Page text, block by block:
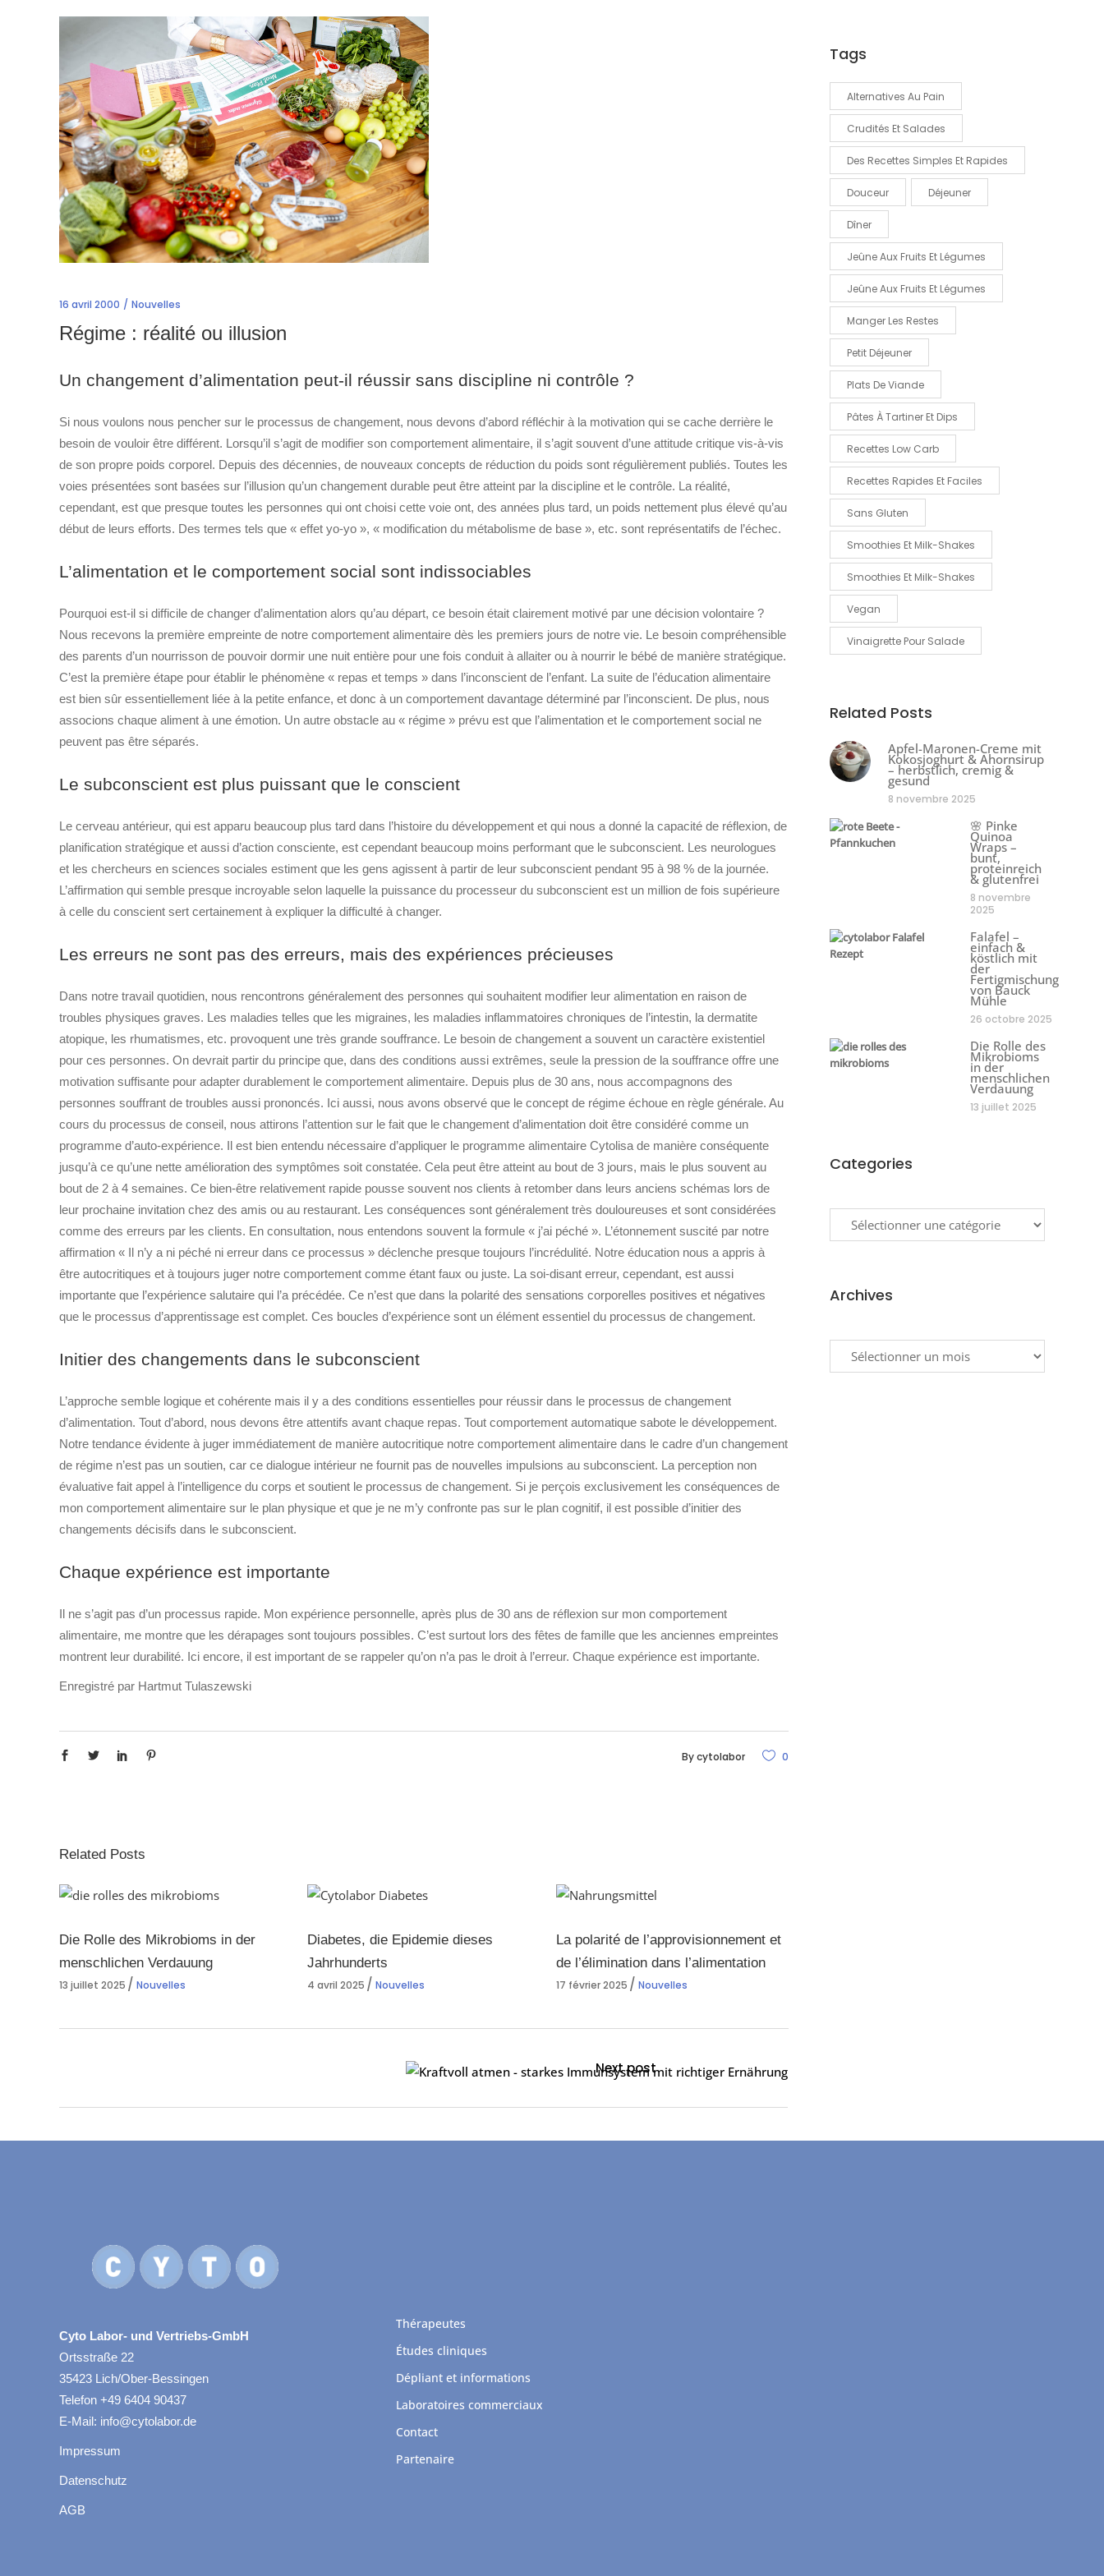
16 avril 2000 Nouvelles
Régime : réalité ou illusion
Un changement d’alimentation peut-il réussir sans discipline ni contrôle ?
Si nous voulons nous pencher sur le processus de changement, nous devons d’abord réfléchir à la motivation qui se cache derrière le
besoin de vouloir être différent. Lorsqu’il s’agit de modifier son comportement alimentaire, il s’agit souvent d’une attitude critique vis-à-vis
de son propre poids corporel. Depuis des décennies, de nouveaux concepts de réduction du poids sont régulièrement publiés. Toutes les
voies présentées sont basées sur l’illusion qu’un changement durable peut être atteint par la discipline et le contrôle. La réalité,
cependant, est que presque toutes les personnes qui ont choisi cette voie ont, des années plus tard, un poids nettement plus élevé qu’au
début de leurs efforts. Des termes tels que « effet yo-yo », « modification du métabolisme de base », etc. sont représentatifs de l’échec.
L’alimentation et le comportement social sont indissociables
Pourquoi est-il si difficile de changer d’alimentation alors qu’au départ, ce besoin était clairement motivé par une décision volontaire ?
Nous recevons la première empreinte de notre comportement alimentaire dès les premiers jours de notre vie. Le besoin compréhensible
des parents d’un nourrisson de pouvoir dormir une nuit entière pour une fois conduit à allaiter ou à nourrir le bébé de manière stratégique.
C’est la première étape pour établir le phénomène « repas et temps » dans l’inconscient de l’enfant. La suite de l’éducation alimentaire
est bien sûr essentiellement liée à la petite enfance, et donc à un comportement davantage déterminé par l’inconscient. De plus, nous
associons chaque aliment à une émotion. Un autre obstacle au « régime » prévu est que l’alimentation et le comportement social ne
peuvent pas être séparés.
Le subconscient est plus puissant que le conscient
Le cerveau antérieur, qui est apparu beaucoup plus tard dans l’histoire du développement et qui nous a donné la capacité de réflexion, de
planification stratégique et aussi d’action consciente, est cependant beaucoup moins performant que le subconscient. Les neurologues
et les chercheurs en sciences sociales estiment que les gens agissent à partir de leur subconscient pendant 95 à 98 % de la journée.
L’affirmation qui semble presque incroyable selon laquelle la puissance du processeur du subconscient est un million de fois supérieure
à celle du conscient sert certainement à expliquer la difficulté à changer.
Les erreurs ne sont pas des erreurs, mais des expériences précieuses
Dans notre travail quotidien, nous rencontrons généralement des personnes qui souhaitent modifier leur alimentation en raison de
troubles physiques graves. Les maladies telles que les migraines, les maladies inflammatoires chroniques de l’intestin, la dermatite
atopique, les rhumatismes, etc. provoquent une très grande souffrance. Le besoin de changement a souvent un caractère existentiel
pour ces personnes. On devrait partir du principe que, dans des conditions aussi extrêmes, seule la pression de la souffrance offre une
motivation suffisante pour adapter durablement le comportement alimentaire. Depuis plus de 30 ans, nous accompagnons des
personnes souffrant de troubles aussi prononcés. Ici aussi, nous avons observé que le concept de régime échoue en règle générale. Au
cours du processus de conseil, nous attirons l’attention sur le fait que le changement d’alimentation doit être considéré comme un
programme d’auto-expérience. Il est bien entendu nécessaire d’appliquer le programme alimentaire Cytolisa de manière conséquente
jusqu’à ce qu’une nette amélioration des symptômes soit constatée. Cela peut être atteint au bout de 3 jours, mais le plus souvent au
bout de 2 à 4 semaines. Ce bien-être relativement rapide pousse souvent nos clients à retomber dans leurs anciens schémas lors de
leur prochaine invitation chez des amis ou au restaurant. Les conséquences sont généralement très douloureuses et sont considérées
comme des erreurs par les clients. En consultation, nous entendons souvent la formule « j’ai péché ». L’étonnement suscité par notre
affirmation « Il n’y a ni péché ni erreur dans ce processus » déclenche presque toujours l’incrédulité. Notre éducation nous a appris à
être autocritiques et à toujours juger notre comportement comme étant faux ou juste. La soi-disant erreur, cependant, est aussi
importante que l’expérience salutaire qui l’a précédée. Ce n’est que dans la polarité des sensations corporelles positives et négatives
que le processus d’apprentissage est complet. Ces boucles d’expérience sont un élément essentiel du processus de changement.
Initier des changements dans le subconscient
L’approche semble logique et cohérente mais il y a des conditions essentielles pour réussir dans le processus de changement
d’alimentation. Tout d’abord, nous devons être attentifs avant chaque repas. Tout comportement automatique sabote le développement.
Notre tendance évidente à juger immédiatement de manière autocritique notre comportement alimentaire dans le cadre d’un changement
de régime n’est pas un soutien, car ce dialogue intérieur ne fournit pas de nouvelles impulsions au subconscient. La perception non
évaluative fait appel à l’intelligence du corps et soutient le processus de changement. Si je perçois exclusivement les conséquences de
mon comportement alimentaire sur le plan physique et que je ne m’y confronte pas sur le plan cognitif, il est possible d’initier des
changements décisifs dans le subconscient.
Chaque expérience est importante
Il ne s’agit pas d’un processus rapide. Mon expérience personnelle, après plus de 30 ans de réflexion sur mon comportement
alimentaire, me montre que les dérapages sont toujours possibles. C’est surtout lors des fêtes de famille que les anciennes empreintes
montrent leur durabilité. Ici encore, il est important de se rappeler qu’on n’a pas le droit à l’erreur. Chaque expérience est importante.
Enregistré par Hartmut Tulaszewski
Bycytolabor 0
Related Posts
Die Rolle des Mikrobioms in der
menschlichen Verdauung
13 juillet 2025 Nouvelles
Diabetes, die Epidemie dieses
Jahrhunderts
4 avril 2025 Nouvelles
La polarité de l’approvisionnement et
de l’élimination dans l’alimentation
17 février 2025 Nouvelles
Next post
Tags
Alternatives Au Pain
Crudités Et Salades
Des Recettes Simples Et Rapides
Douceur Déjeuner
Dîner
Jeûne Aux Fruits Et Légumes
Jeûne Aux Fruits Et Légumes
Manger Les Restes
Petit Déjeuner
Plats De Viande
Pâtes À Tartiner Et Dips
Recettes Low Carb
Recettes Rapides Et Faciles
Sans Gluten
Smoothies Et Milk-Shakes
Smoothies Et Milk-Shakes
Vegan
Vinaigrette Pour Salade
Related Posts
Apfel-Maronen-Creme mit
Kokosjoghurt & Ahornsirup
– herbstlich, cremig &
gesund
8 novembre 2025
🌸 Pinke
Quinoa
Wraps –
bunt,
proteinreich
& glutenfrei
8 novembre
2025
Falafel –
einfach &
köstlich mit
der
Fertigmischung
von Bauck
Mühle
26 octobre 2025
Die Rolle des
Mikrobioms
in der
menschlichen
Verdauung
13 juillet 2025
Categories
Archives
Cyto Labor- und Vertriebs-GmbH
Ortsstraße 22
35423 Lich/Ober-Bessingen
Telefon +49 6404 90437
E-Mail: info@cytolabor.de
Impressum
Datenschutz
AGB
Thérapeutes
Études cliniques
Dépliant et informations
Laboratoires commerciaux
Contact
Partenaire